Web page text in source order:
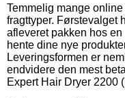
Temmelig mange
fragttyper. Førstevalget
afleveret pakken hos
hente dine nye
Leveringsformen er
endvidere den mest
Expert Hair Dryer 2200